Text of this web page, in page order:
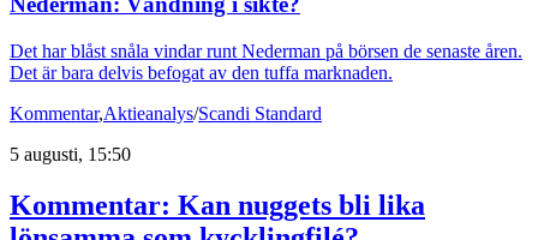
Det har blåst snåla vindar runt Nederman på börsen de senaste åren.
Det är bara delvis befogat av den tuffa marknaden.
Kommentar,Aktieanalys/Scandi Standard
5 augusti, 15:50
Kommentar: Kan nuggets bli lika